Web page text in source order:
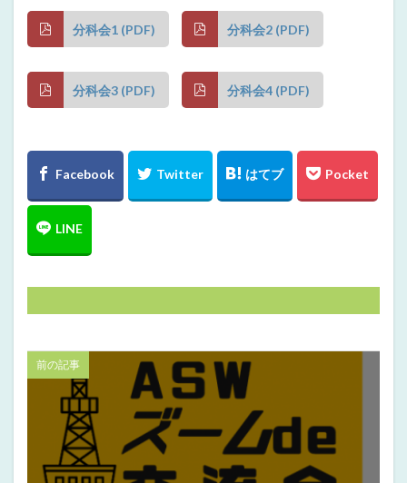
分科会1 (PDF) 分科会2 (PDF)
分科会3 (PDF) 分科会4 (PDF)
前の記事